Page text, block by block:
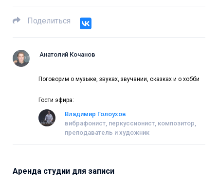
Поделиться
Анатолий Кочанов
Поговорим о музыке, звуках, звучании, сказках и о хобби
Гости эфира:
Владимир Голоухов
вибрафонист, перкуссионист, композитор,
преподаватель и художник
Аренда студии для записи